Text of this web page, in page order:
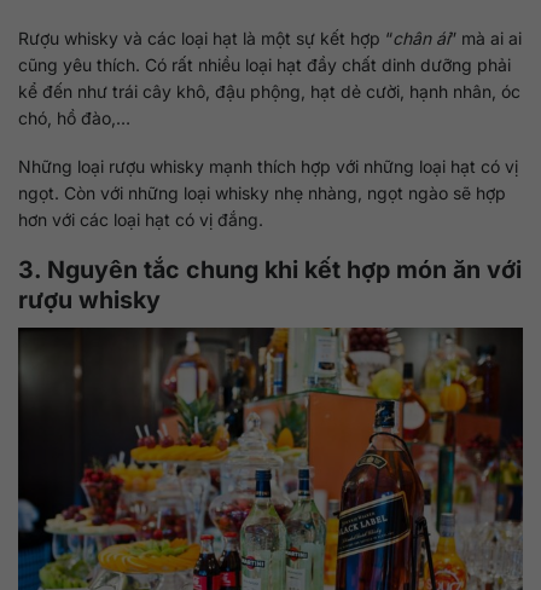
Rượu whisky và các loại hạt là một sự kết hợp “chân ái” mà ai ai
cũng yêu thích. Có rất nhiều loại hạt đầy chất dinh dưỡng phải
kể đến như trái cây khô, đậu phộng, hạt dẻ cười, hạnh nhân, óc
chó, hồ đào,…
Những loại rượu whisky mạnh thích hợp với những loại hạt có vị
ngọt. Còn với những loại whisky nhẹ nhàng, ngọt ngào sẽ hợp
hơn với các loại hạt có vị đắng.
3. Nguyên tắc chung khi kết hợp món ăn với
rượu whisky